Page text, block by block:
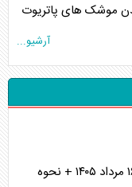
موشک های پاتریوت
آرشیو...
جدول قطعی برق استان تهران فردا جمعه ۱۶ مرداد ۱۴۰۵ + نحوه